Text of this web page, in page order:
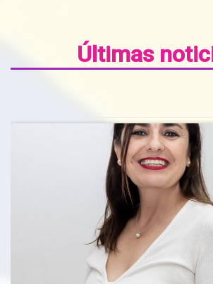
Últimas